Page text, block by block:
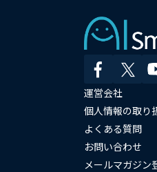
運営会社
個人情報の取り
よくある質問
お問い合わせ
メールマガジン